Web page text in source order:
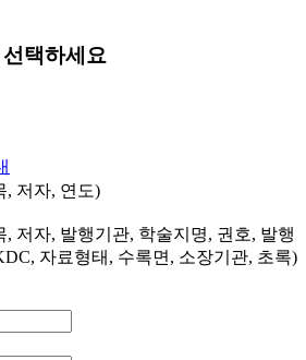
택하세요
, 저자, 연도)
, 저자, 발행기관, 학술지명, 권호, 발행
자료형태, 수록면, 소장기관, 초록)